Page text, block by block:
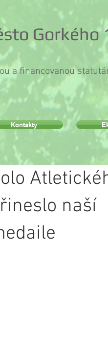
Gorkého
a financovanou
naší
Kontakty